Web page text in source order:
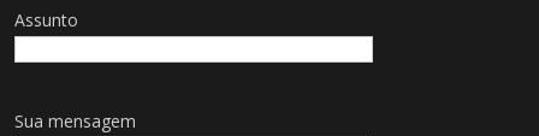
Assunto
Sua mensagem